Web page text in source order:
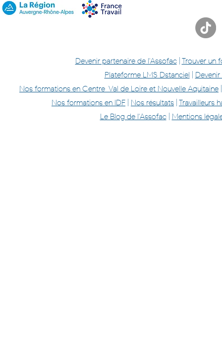
d’Assofac
Devenir partenaire de l'Assofac Trouver un
Plateforme LMS Dstanciel
Nos formations en Centre-Val de Loire et Nouvelle Aquitaine
Nos formations en IDF
Nos résultats Travailleurs
Le Blog de l'Assofac
Mentions